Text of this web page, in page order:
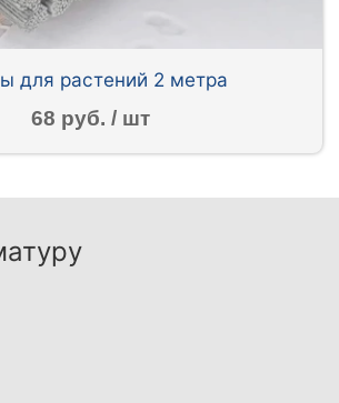
для растений 2 метра
68 руб. / шт